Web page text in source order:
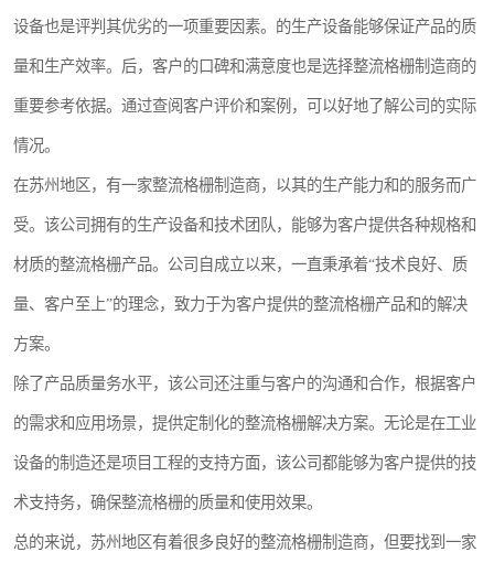
设备也是评判其优劣的一项重要因素。的生产设备能够保证产品的质
量和生产效率。后，客户的口碑和满意度也是选择整流格栅制造商的
重要参考依据。通过查阅客户评价和案例，可以好地了解公司的实际
情况。
在苏州地区，有一家整流格栅制造商，以其的生产能力和的服务而广
受。该公司拥有的生产设备和技术团队，能够为客户提供各种规格和
材质的整流格栅产品。公司自成立以来，一直秉承着“技术良好、质
量、客户至上”的理念，致力于为客户提供的整流格栅产品和的解决
方案。
除了产品质量务水平，该公司还注重与客户的沟通和合作，根据客户
的需求和应用场景，提供定制化的整流格栅解决方案。无论是在工业
设备的制造还是项目工程的支持方面，该公司都能够为客户提供的技
术支持务，确保整流格栅的质量和使用效果。
总的来说，苏州地区有着很多良好的整流格栅制造商，但要找到一家